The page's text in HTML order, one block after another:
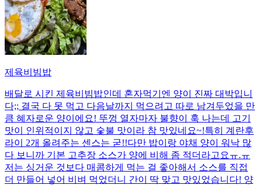
제육비빔밥
배달로 시킨 제육비빔밥인데 혼자먹기엔 양이 진짜 대박입니
다;; 결국 다 못 먹고 다음날까지 먹으려고 따로 남겨두었을 만
큼 혜자로운 양이에요! 뚜껑 열자마자 불향이 훅 나는데 고기
맛이 인위적이지 않고 숯불 맛이라 참 맛있네요~!특히 계란후
라이 2개 올려주는 센스는 굳!! ​다만 밥이랑 야채 양이 워낙 많
다 보니까 기본 고추장 소스가 양에 비해 좀 적더라고요ㅠ.ㅠ
저는 싱거운 것보다 매콤하게 먹는 걸 좋아해서 소스를 직접
더 만들어 넣어 비벼 먹었더니 간이 딱 맞고 맛있었습니다! 양